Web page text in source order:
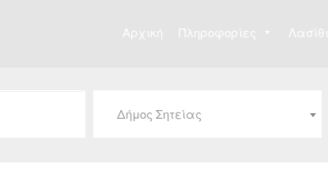
Αρχική Πληροφορίες Λασίθι
Δήμος Σητείας